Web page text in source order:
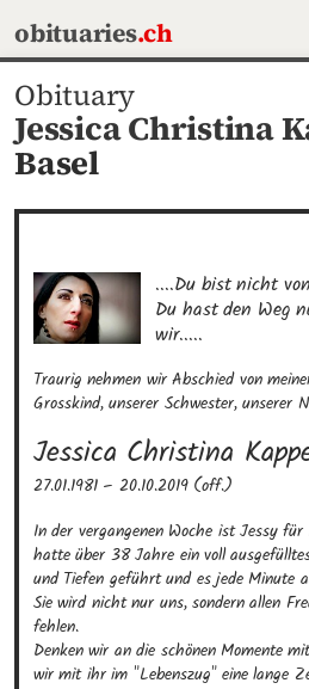
obituaries.ch
Obituary
Jessica Christina
Basel
....Du bist nicht
Du hast den Weg
wir.....
Traurig nehmen wir Abschied von
Grosskind, unserer Schwester, unserer
Jessica Christina
27.01.1981 – 20.10.2019 (off.)
In der vergangenen Woche ist Jessy
hatte über 38 Jahre ein voll
und Tiefen geführt und es jede Minute
Sie wird nicht nur uns, sondern allen
fehlen.
Denken wir an die schönen Momente
wir mit ihr im "Lebenszug" eine lange